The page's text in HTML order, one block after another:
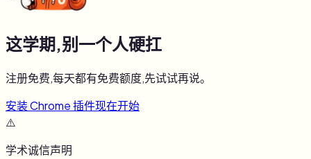
这学期,别一个人硬扛
注册免费,每天都有免费额度,先试试再说。
安装 Chrome 插件现在开始
⚠️
学术诚信声明